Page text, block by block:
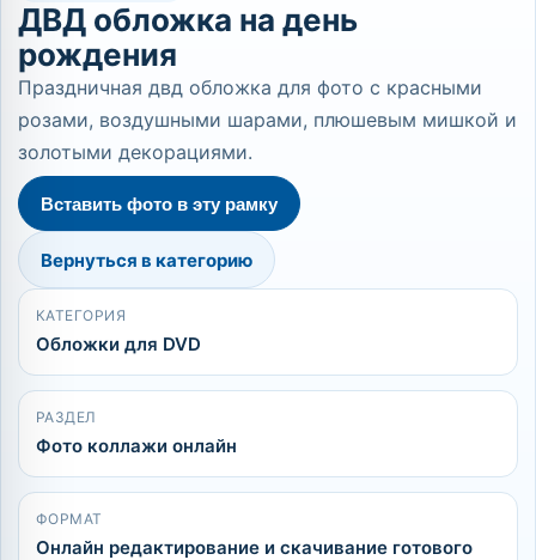
ДВД обложка на день
рождения
Праздничная двд обложка для фото с красными
розами, воздушными шарами, плюшевым мишкой и
золотыми декорациями.
Вставить фото в эту рамку
Вернуться в категорию
КАТЕГОРИЯ
Обложки для DVD
РАЗДЕЛ
Фото коллажи онлайн
ФОРМАТ
Онлайн редактирование и скачивание готового